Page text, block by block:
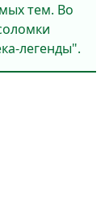
тем. Во
легенды".